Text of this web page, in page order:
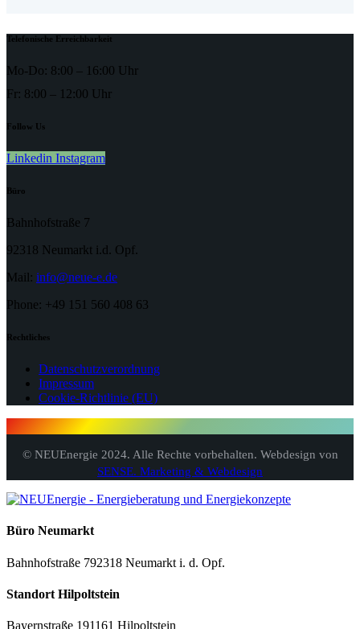
Telefonische Erreichbarkeit
Mo-Do: 8:00 – 16:00 Uhr
Fr: 8:00 – 12:00 Uhr
Follow Us
Linkedin Instagram
Büro
Bahnhofstraße 7
92318 Neumarkt i.d. Opf.
Mail: info@neue-e.de
Phone: +49 151 560 408 63
Rechtliches
Datenschutzverordnung
Impressum
Cookie-Richtlinie (EU)
© NEUEnergie 2024. Alle Rechte vorbehalten. Webdesign von
SENSE. Marketing & Webdesign
Büro Neumarkt
Bahnhofstraße 792318 Neumarkt i. d. Opf.
Standort Hilpoltstein
Bayernstraße 191161 Hilpoltstein